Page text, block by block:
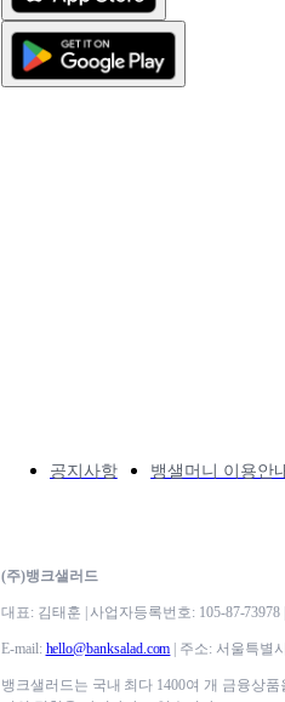
공지사항 뱅샐머니 이용안
(주)뱅크샐러드
대표: 김태훈 | 사업자등록번호: 105-87-
E-mail: hello@banksalad.com | 주소: 서울특별
뱅크샐러드는 국내 최다 1400여 개 금융상